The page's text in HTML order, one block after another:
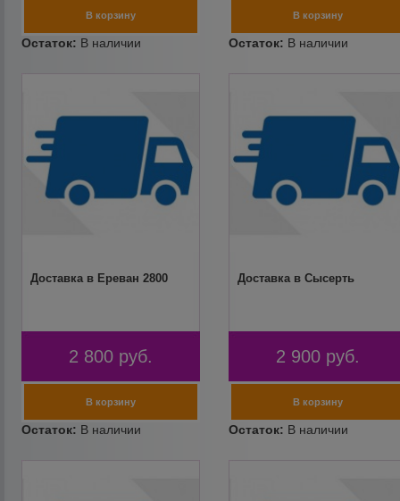
Доставка в Ереван 2800
2 800 руб.
Доставка в Сысерть
2 900 руб.